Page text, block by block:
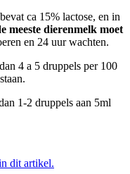
ca 15% lactose, en in
meeste dierenmelk moet
en 24 uur wachten.
4 a 5 druppels per 100
1-2 druppels aan 5ml
dit artikel.